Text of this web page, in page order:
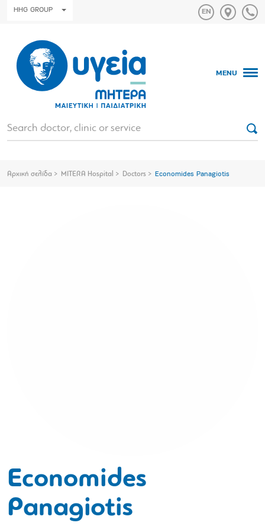
HHG GROUP
MENU
Αρχική σελίδα MITERA Hospital Doctors Economides Panagiotis
Economides
Panagiotis